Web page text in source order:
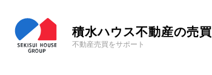
積水ハウス不動産の売買
不動産売買をサポート